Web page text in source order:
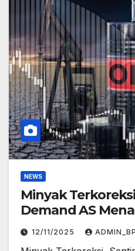
NEWS
Minyak
Demand AS
12/11/2025